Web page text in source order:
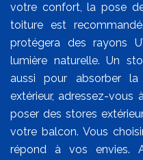
votre confort, la pose
toiture est
protégera des rayons
lumière naturelle. Un
aussi pour absorber
extérieur, adressez-
poser des stores
votre balcon. Vous
répond à vos envies.